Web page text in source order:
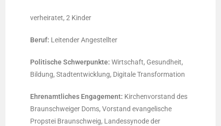
verheiratet, 2 Kinder
Beruf: Leitender Angestellter
Politische Schwerpunkte: Wirtschaft, Gesundheit,
Bildung, Stadtentwicklung, Digitale Transformation
Ehrenamtliches Engagement: Kirchenvorstand des
Braunschweiger Doms, Vorstand evangelische
Propstei Braunschweig, Landessynode der